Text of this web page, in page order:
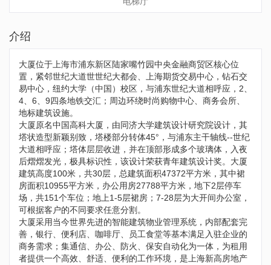
介绍
大厦位于上海市浦东新区陆家嘴竹园中央金融商贸区核心位
置，紧邻世纪大道世世纪大都会、上海期货交易中心，钻石交
易中心，纽约大学（中国）校区，与浦东世纪大道相呼应，2、
4、6、9四条地铁交汇；周边环绕时尚购物中心、商务会所、
地标建筑设施。
大厦原名中国高科大厦，由同济大学建筑设计研究院设计，其
塔状造型新颖别致，塔楼部分转体45°，与浦东主干轴线--世纪
大道相呼应；塔体层层收进，并在顶部形成多个玻璃体，入夜
后熠熠发光，极具标识性，该设计荣获青年建筑设计奖。大厦
建筑高度100米，共30层，总建筑面积47372平方米，其中裙
房面积10955平方米，办公用房27788平方米，地下2层停车
场，共151个车位；地上1-5层裙房；7-28层为大开间办公室，
可根据客户的不同要求任意分割。
大厦采用当今世界先进的智能建筑物业管理系统，内部配套完
善，银行、便利店、咖啡厅、员工食堂等基本满足入驻企业的
商务需求；集通信、办公、防火、保安自动化为一体，为租用
者提供一个高效、舒适、便利的工作环境，是上海新高房地产